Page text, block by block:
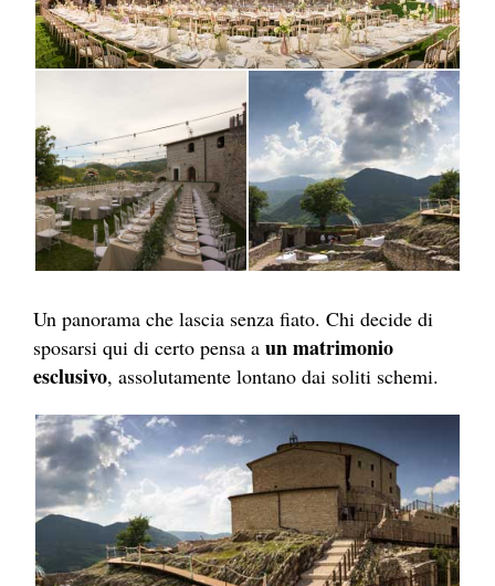
Un panorama che lascia senza fiato. Chi decide di
sposarsi qui di certo pensa a un matrimonio
esclusivo, assolutamente lontano dai soliti schemi.